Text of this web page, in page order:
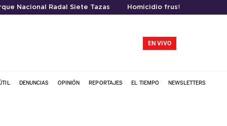
Nacional Radal Siete Tazas Homicidio frustrado
EN VIVO
DENUNCIAS OPINIÓN REPORTAJES EL TIEMPO NEWSLETTERS